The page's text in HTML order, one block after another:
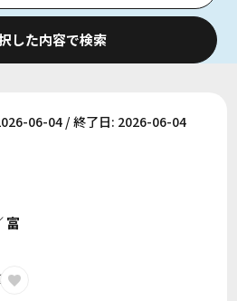
した内容で検索
06-04 / 終了日: 2026-06-04
富
ま